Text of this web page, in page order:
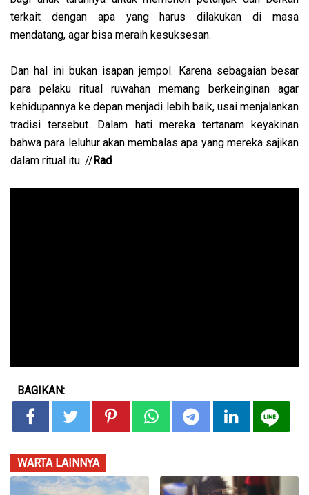
terkait dengan apa yang harus dilakukan di masa
mendatang, agar bisa meraih kesuksesan.
Dan hal ini bukan isapan jempol. Karena sebagaian besar
para pelaku ritual ruwahan memang berkeinginan agar
kehidupannya ke depan menjadi lebih baik, usai menjalankan
tradisi tersebut. Dalam hati mereka tertanam keyakinan
bahwa para leluhur akan membalas apa yang mereka sajikan
dalam ritual itu. // Rad
BAGIKAN:
WARTA LAINNYA